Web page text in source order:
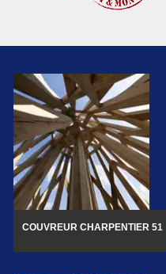
COUVREUR CHARPENTIER 51